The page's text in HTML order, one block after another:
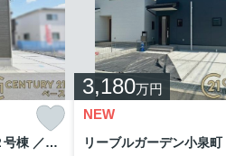
リーブルガーデン小泉町 ２号棟 ／新築一戸建
3,180万円
NEW